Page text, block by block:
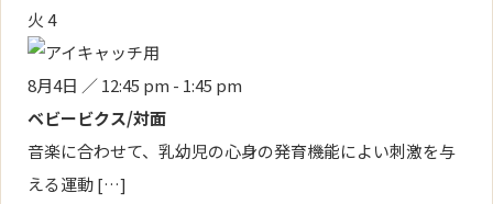
火4
8月4日 ／ 12:45 pm - 1:45 pm
ベビービクス/対面
音楽に合わせて、乳幼児の心身の発育機能によい刺激を与
える運動 […]